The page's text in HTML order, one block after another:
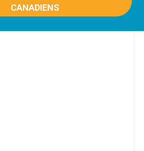
CANADIENS